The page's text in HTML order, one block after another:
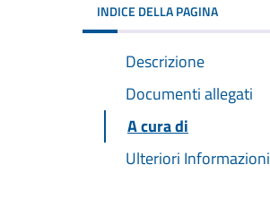
INDICE DELLA PAGINA
Descrizione
Documenti allegati
A cura di
Ulteriori Informazioni